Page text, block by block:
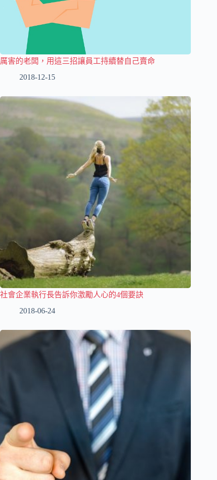
厲害的老闆，用這三招讓員工持續替自己賣命
2018-12-15
社會企業執行長告訴你激勵人心的4個要訣
2018-06-24